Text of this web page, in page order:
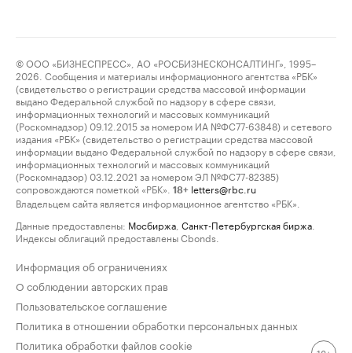
© ООО «БИЗНЕСПРЕСС», АО «РОСБИЗНЕСКОНСАЛТИНГ», 1995–
2026. Сообщения и материалы информационного агентства «РБК»
(свидетельство о регистрации средства массовой информации
выдано Федеральной службой по надзору в сфере связи,
информационных технологий и массовых коммуникаций
(Роскомнадзор) 09.12.2015 за номером ИА №ФС77-63848) и сетевого
издания «РБК» (свидетельство о регистрации средства массовой
информации выдано Федеральной службой по надзору в сфере связи,
информационных технологий и массовых коммуникаций
(Роскомнадзор) 03.12.2021 за номером ЭЛ №ФС77-82385)
сопровождаются пометкой «РБК».
18+ letters@rbc.ru
Владельцем сайта является информационное агентство «РБК».
Данные предоставлены: Мосбиржа Санкт-Петербургская биржа
Индексы облигаций предоставлены Cbonds.
Информация об ограничениях
О соблюдении авторских прав
Пользовательское соглашение
Политика в отношении обработки персональных данных
Политика обработки файлов cookie